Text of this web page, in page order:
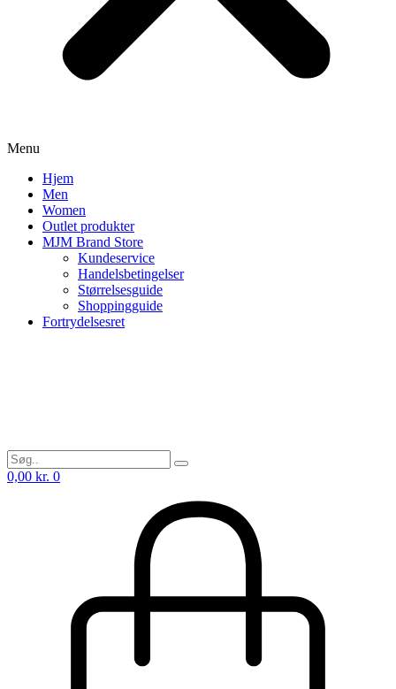
Menu
Hjem
Men
Women
Outlet produkter
MJM Brand Store
Kundeservice
Handelsbetingelser
Størrelsesguide
Shoppingguide
Fortrydelsesret
0,00 kr. 0